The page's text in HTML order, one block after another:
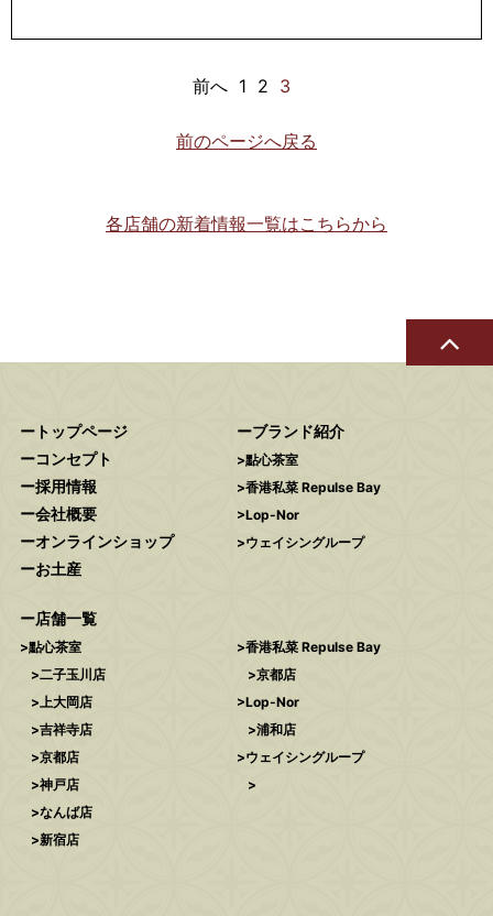
前へ 1 2 3
前のページへ戻る
各店舗の新着情報一覧はこちらから
トップページ
コンセプト
採用情報
会社概要
オンラインショップ
お土産
ブランド紹介
點心茶室
香港私菜 Repulse Bay
Lop-Nor
ウェイシングループ
店舗一覧
點心茶室
二子玉川店
上大岡店
吉祥寺店
京都店
神戸店
なんば店
新宿店
香港私菜 Repulse Bay
京都店
Lop-Nor
浦和店
ウェイシングループ